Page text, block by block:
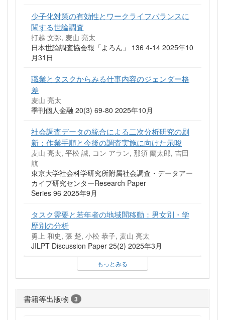
少子化対策の有効性とワークライフバランスに
関する世論調査
打越 文弥, 麦山 亮太
日本世論調査協会報「よろん」 136 4-14 2025年10
月31日
職業とタスクからみる仕事内容のジェンダー格
差
麦山 亮太
季刊個人金融 20(3) 69-80 2025年10月
社会調査データの統合による⼆次分析研究の刷
新：作業⼿順と今後の調査実施に向けた⽰唆
麦山 亮太, 平松 誠, コン アラン, 那須 蘭太郎, 吉田
航
東京大学社会科学研究所附属社会調査・データアー
カイブ研究センターResearch Paper
Series 96 2025年9月
タスク需要と若年者の地域間移動：男女別・学
歴別の分析
勇上 和史, 張 楚, 小松 恭子, 麦山 亮太
JILPT Discussion Paper 25(2) 2025年3月
もっとみる
書籍等出版物 3